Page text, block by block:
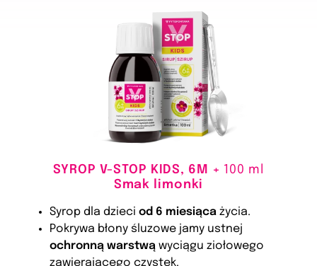
SYROP V-STOP KIDS, 6M + 100 ml
Smak limonki
Syrop dla dzieciod 6 miesiąca życia.
Pokrywa błony śluzowe jamy ustnej
ochronną warstwą wyciągu ziołowego
zawierającego czystek.